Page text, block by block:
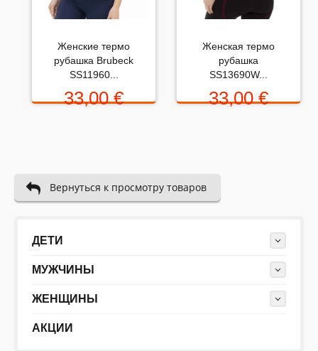
выберите оценку от 0 (плохо) до 5 (отлично).
Набранные символы:
Женские термо
рубашка Brubeck
SS11960...
33,00 €
Женская термо
рубашка
SS13690W...
33,00 €
Вернуться к просмотру товаров
ДЕТИ
МУЖЧИНЫ
ЖЕНЩИНЫ
АКЦИИ